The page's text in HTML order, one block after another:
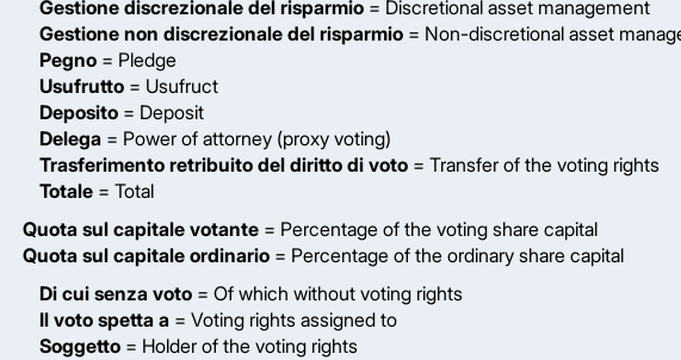
Gestione discrezionale del risparmio = Discretional asset management
Gestione non discrezionale del risparmio = Non-discretional asset
Pegno = Pledge
Usufrutto = Usufruct
Deposito = Deposit
Delega = Power of attorney (proxy voting)
Trasferimento retribuito del diritto di voto = Transfer of the voting rights
Totale = Total
Quota sul capitale votante = Percentage of the voting share capital
Quota sul capitale ordinario = Percentage of the ordinary share capital
Di cui senza voto = Of which without voting rights
Il voto spetta a = Voting rights assigned to
Soggetto = Holder of the voting rights